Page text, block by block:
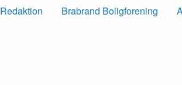
Redaktion Brabrand Boligforening